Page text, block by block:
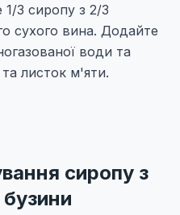
1/3 сиропу з 2/3
сухого вина. Додайте
води та
листок м'яти.
сиропу з
бузини